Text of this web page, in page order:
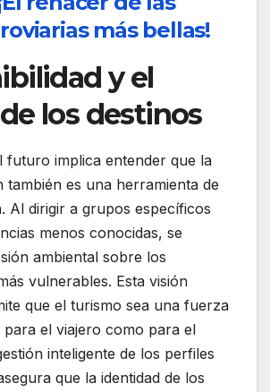
más bellas!
y el
los destinos
futuro implica entender que la
también es una herramienta de
Al dirigir a grupos específicos
menos conocidas, se
ambiental sobre los
vulnerables. Esta visión
que el turismo sea una fuerza
para el viajero como para el
inteligente de los perfiles
que la identidad de los